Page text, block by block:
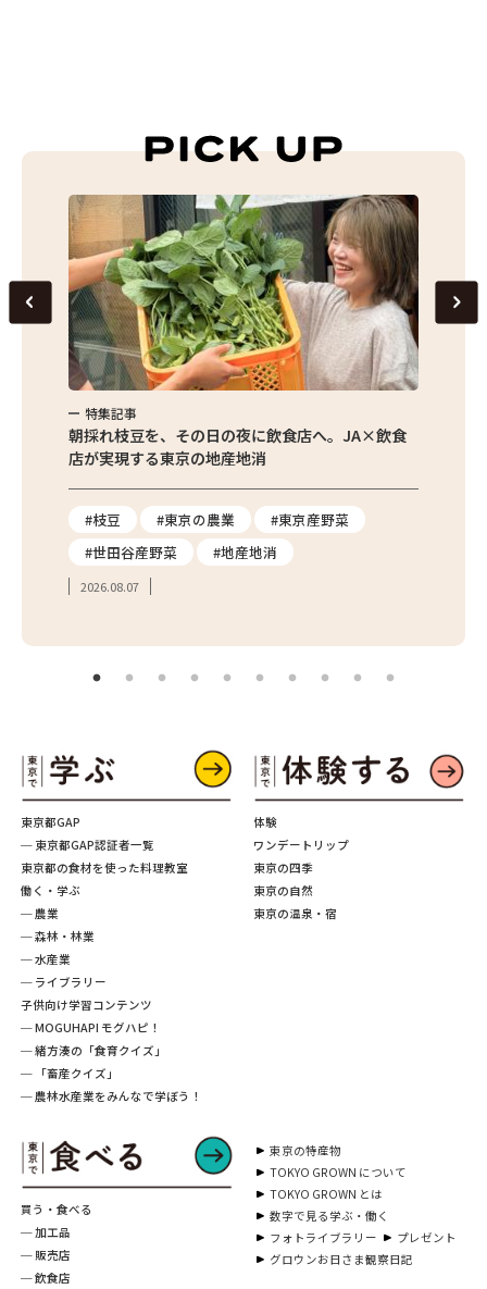
特集記事
朝採れ枝豆を、その日の夜に飲食店へ。JA×飲食
店が実現する東京の地産地消
#枝豆 #東京の農業
#東京産野菜
#世田谷産野菜
#地産地消
2026.08.07
東京都GAP
─ 東京都GAP認証者一覧
東京都の食材を使った料理教室
働く・学ぶ
─ 農業
─ 森林・林業
─ 水産業
─ ライブラリー
子供向け学習コンテンツ
─ MOGUHAPI モグハピ！
─ 緒方湊の「食育クイズ」
─ 「畜産クイズ」
─ 農林水産業をみんなで学ぼう！
買う・食べる
─ 加工品
─ 販売店
─ 飲食店
体験
ワンデートリップ
東京の四季
東京の自然
東京の温泉・宿
東京の特産物
TOKYO GROWN について
TOKYO GROWN とは
数字で見る学ぶ・働く
フォトライブラリー
プレゼント
グロウンお日さま観察日記